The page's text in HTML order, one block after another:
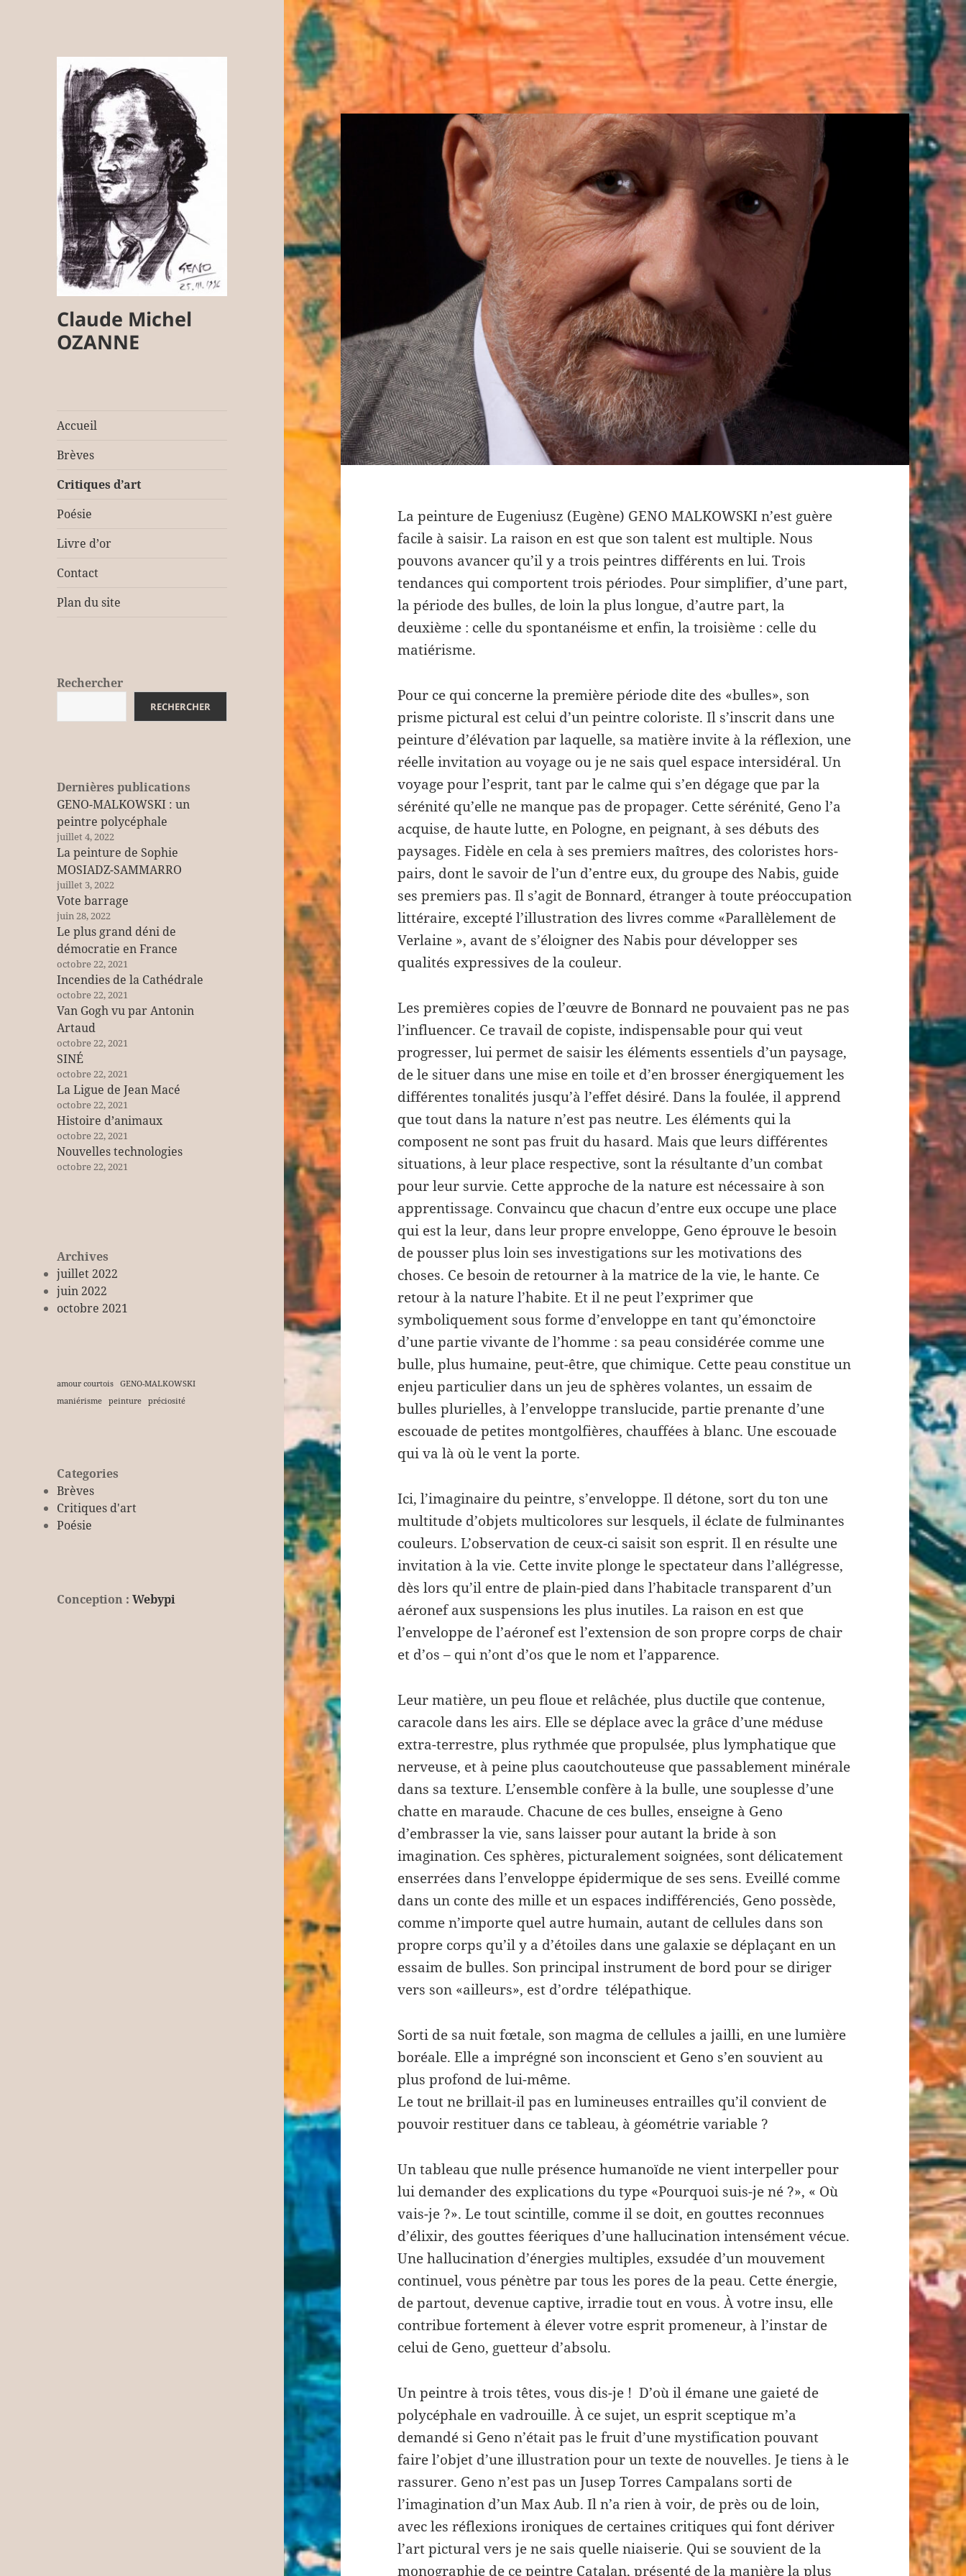
Claude Michel
OZANNE
Accueil
Brèves
Critiques d’art
Poésie
Livre d’or
Contact
Plan du site
Rechercher
RECHERCHER
Dernières publications
GENO-MALKOWSKI : un
peintre polycéphale
juillet 4, 2022
La peinture de Sophie
MOSIADZ-SAMMARRO
juillet 3, 2022
Vote barrage
juin 28, 2022
Le plus grand déni de
démocratie en France
octobre 22, 2021
Incendies de la Cathédrale
octobre 22, 2021
Van Gogh vu par Antonin
Artaud
octobre 22, 2021
SINÉ
octobre 22, 2021
La Ligue de Jean Macé
octobre 22, 2021
Histoire d’animaux
octobre 22, 2021
Nouvelles technologies
octobre 22, 2021
Archives
juillet 2022
juin 2022
octobre 2021
amour courtois
GENO-MALKOWSKI
maniérisme
peinture préciosité
Categories
Brèves
Critiques d'art
Poésie
Conception : Webypi
La peinture de Eugeniusz (Eugène) GENO MALKOWSKI n’est guère
facile à saisir. La raison en est que son talent est multiple. Nous
pouvons avancer qu’il y a trois peintres différents en lui. Trois
tendances qui comportent trois périodes. Pour simplifier, d’une part,
la période des bulles, de loin la plus longue, d’autre part, la
deuxième : celle du spontanéisme et enfin, la troisième : celle du
matiérisme.
Pour ce qui concerne la première période dite des «bulles», son
prisme pictural est celui d’un peintre coloriste. Il s’inscrit dans une
peinture d’élévation par laquelle, sa matière invite à la réflexion, une
réelle invitation au voyage ou je ne sais quel espace intersidéral. Un
voyage pour l’esprit, tant par le calme qui s’en dégage que par la
sérénité qu’elle ne manque pas de propager. Cette sérénité, Geno l’a
acquise, de haute lutte, en Pologne, en peignant, à ses débuts des
paysages. Fidèle en cela à ses premiers maîtres, des coloristes hors-
pairs, dont le savoir de l’un d’entre eux, du groupe des Nabis, guide
ses premiers pas. Il s’agit de Bonnard, étranger à toute préoccupation
littéraire, excepté l’illustration des livres comme «Parallèlement de
Verlaine », avant de s’éloigner des Nabis pour développer ses
qualités expressives de la couleur.
Les premières copies de l’œuvre de Bonnard ne pouvaient pas ne pas
l’influencer. Ce travail de copiste, indispensable pour qui veut
progresser, lui permet de saisir les éléments essentiels d’un paysage,
de le situer dans une mise en toile et d’en brosser énergiquement les
différentes tonalités jusqu’à l’effet désiré. Dans la foulée, il apprend
que tout dans la nature n’est pas neutre. Les éléments qui la
composent ne sont pas fruit du hasard. Mais que leurs différentes
situations, à leur place respective, sont la résultante d’un combat
pour leur survie. Cette approche de la nature est nécessaire à son
apprentissage. Convaincu que chacun d’entre eux occupe une place
qui est la leur, dans leur propre enveloppe, Geno éprouve le besoin
de pousser plus loin ses investigations sur les motivations des
choses. Ce besoin de retourner à la matrice de la vie, le hante. Ce
retour à la nature l’habite. Et il ne peut l’exprimer que
symboliquement sous forme d’enveloppe en tant qu’émonctoire
d’une partie vivante de l’homme : sa peau considérée comme une
bulle, plus humaine, peut-être, que chimique. Cette peau constitue un
enjeu particulier dans un jeu de sphères volantes, un essaim de
bulles plurielles, à l’enveloppe translucide, partie prenante d’une
escouade de petites montgolfières, chauffées à blanc. Une escouade
qui va là où le vent la porte.
Ici, l’imaginaire du peintre, s’enveloppe. Il détone, sort du ton une
multitude d’objets multicolores sur lesquels, il éclate de fulminantes
couleurs. L’observation de ceux-ci saisit son esprit. Il en résulte une
invitation à la vie. Cette invite plonge le spectateur dans l’allégresse,
dès lors qu’il entre de plain-pied dans l’habitacle transparent d’un
aéronef aux suspensions les plus inutiles. La raison en est que
l’enveloppe de l’aéronef est l’extension de son propre corps de chair
et d’os – qui n’ont d’os que le nom et l’apparence.
Leur matière, un peu floue et relâchée, plus ductile que contenue,
caracole dans les airs. Elle se déplace avec la grâce d’une méduse
extra-terrestre, plus rythmée que propulsée, plus lymphatique que
nerveuse, et à peine plus caoutchouteuse que passablement minérale
dans sa texture. L’ensemble confère à la bulle, une souplesse d’une
chatte en maraude. Chacune de ces bulles, enseigne à Geno
d’embrasser la vie, sans laisser pour autant la bride à son
imagination. Ces sphères, picturalement soignées, sont délicatement
enserrées dans l’enveloppe épidermique de ses sens. Eveillé comme
dans un conte des mille et un espaces indifférenciés, Geno possède,
comme n’importe quel autre humain, autant de cellules dans son
propre corps qu’il y a d’étoiles dans une galaxie se déplaçant en un
essaim de bulles. Son principal instrument de bord pour se diriger
vers son «ailleurs», est d’ordre télépathique.
Sorti de sa nuit fœtale, son magma de cellules a jailli, en une lumière
boréale. Elle a imprégné son inconscient et Geno s’en souvient au
plus profond de lui-même.
Le tout ne brillait-il pas en lumineuses entrailles qu’il convient de
pouvoir restituer dans ce tableau, à géométrie variable ?
Un tableau que nulle présence humanoïde ne vient interpeller pour
lui demander des explications du type «Pourquoi suis-je né ?», « Où
vais-je ?». Le tout scintille, comme il se doit, en gouttes reconnues
d’élixir, des gouttes féeriques d’une hallucination intensément vécue.
Une hallucination d’énergies multiples, exsudée d’un mouvement
continuel, vous pénètre par tous les pores de la peau. Cette énergie,
de partout, devenue captive, irradie tout en vous. À votre insu, elle
contribue fortement à élever votre esprit promeneur, à l’instar de
celui de Geno, guetteur d’absolu.
Un peintre à trois têtes, vous dis-je ! D’où il émane une gaieté de
polycéphale en vadrouille. À ce sujet, un esprit sceptique m’a
demandé si Geno n’était pas le fruit d’une mystification pouvant
faire l’objet d’une illustration pour un texte de nouvelles. Je tiens à le
rassurer. Geno n’est pas un Jusep Torres Campalans sorti de
l’imagination d’un Max Aub. Il n’a rien à voir, de près ou de loin,
avec les réflexions ironiques de certaines critiques qui font dériver
l’art pictural vers je ne sais quelle niaiserie. Qui se souvient de la
monographie de ce peintre Catalan, présenté de la manière la plus